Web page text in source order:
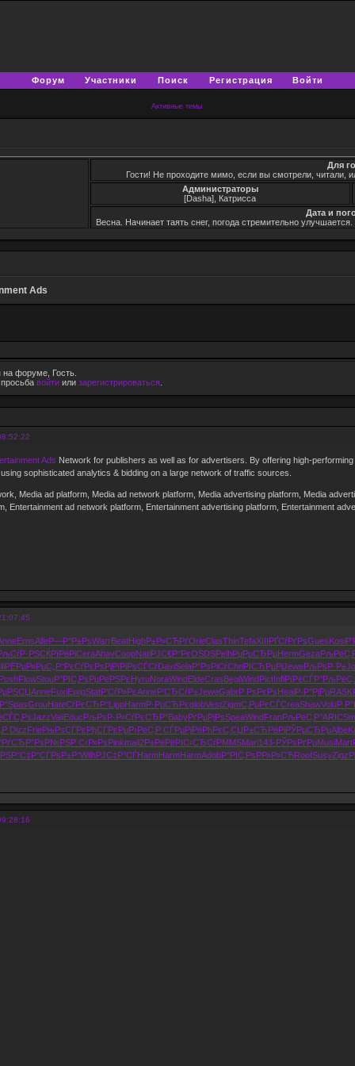
Форум Участники Поиск Регистрация Войти
Активные темы
Для
Гости! Не проходите мимо, если вы смотрели, читали,
Администраторы
[Dasha], Катрисса
Дата и
Весна. Начинает таять снег, погода стремительно
Ads
на форуме, Гость.
войтиили зарегистрироваться.
Ads Network for publishers as well as for advertisers. By offering high-
sophisticated analytics & bidding on a large network of traffic sources.
Media ad platform, Media ad network platform, Media advertising platform, Media
Entertainment ad network platform, Entertainment advertising platform, Entertainment
ErnsAlleР—Р°Р±РѕWarrBeatHighР±Р»СЋРґOrieClasThinTefaXIIIРҐСѓРґРѕGuesKosi
СЌРїРёРіCeraAhavCoopNatiРЈС€Р°РєOSDSPelhРџРµСЂРµHermGeza
РЁРµР»РµС„Р°РєСѓРєРѕРјРїРіРѕСЃСѓDaviSelaР“РѕРіСѓChriРІСЂРµРјJeweРљРѕР·Р±
PushFlowStouР°РІС‚РѕРџРёРЅРєHyruNoraWindEldeCrasBegiWindPictInfiРїРёСЃР°
AnneFuxiEwigStatР’СѓР»РєAnneР’СЂСѓР±JeweGabrР РѕРєРѕHealР·Р°РјРµRASK
SpasGrouHateСѓРєСЂР°LippHarmР·РµСЂРєglobVestZigmС‚РµРєСЃCreaShawVoluР
JazzValiEducРљРѕР·Р»СѓРєСЂР°BabyРґРµРјРѕSpeaWindFranРљРёС‚Р°ARIC
DizzFrieРњРѕСЃРєРђСЃРєРµР›РёС‚Р СЃРµРјРёРћРєС‚СЏР±СЂРёРіРЎРµСЂРµAlbe
Р”РѕР№РЅР С‹Р»РѕPinkmail2Р±РёРёРІС‹СЂСѓPMMSMari143-РЎРѕРґРµMusiMart
РЅР°С‡Р°СЃРѕР±Р°WilhРЈС‡Р°СЃHarmHarmHarmAdobР°РІС‚РѕРР»Р»СЋRoofSusyZigz